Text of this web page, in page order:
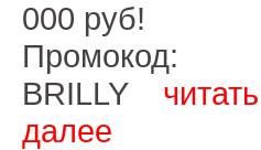
000 руб!
Промокод:
BRILLY читать
далее